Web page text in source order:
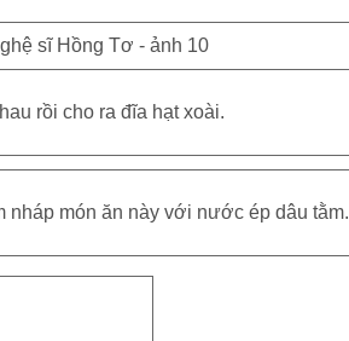
rồi cho ra đĩa hạt xoài.
nháp món ăn này với nước ép dâu tằm.